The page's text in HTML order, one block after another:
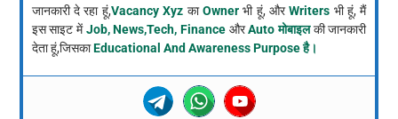
जानकारी दे रहा हूं,Vacancy Xyz काOwnerभी हूं, औरWriters भी हूं, मैं
इस साइट मेंJob, News,Tech, Finance औरAuto मोबाइलकी जानकारी
देता हूं,जिसकाEducational And Awareness Purpose है।